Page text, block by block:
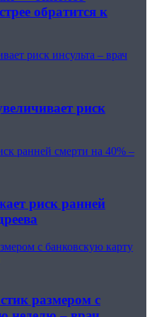
обратится к
риск инсульта – врач
риск
ранней смерти на 40% –
риск ранней
с банковскую карту
размером с